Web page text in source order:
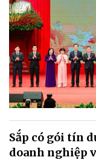
Sắp có gói tín
doanh nghiệp